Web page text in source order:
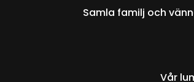
Samla familj och
Vår